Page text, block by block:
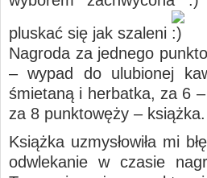
pluskać się jak szaleni
Nagroda za jednego
– wypad do ulubionej
śmietaną i herbatka, za 6
za 8 punktowęży – książka.
Książka uzmysłowiła mi
odwlekanie w czasie